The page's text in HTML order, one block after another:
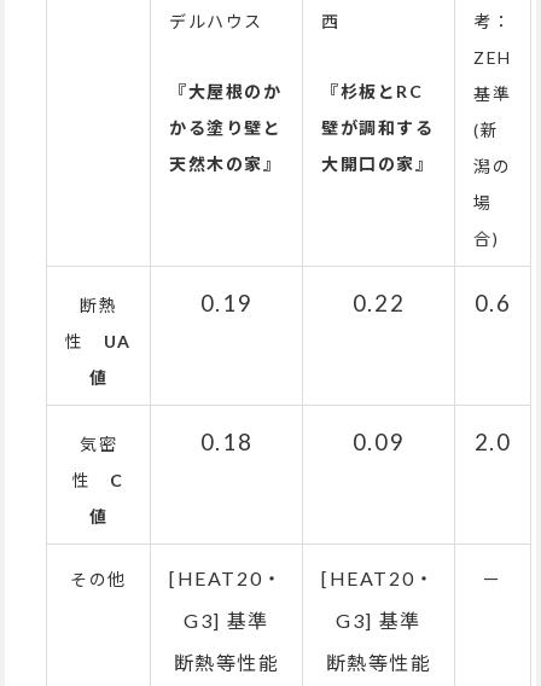
デルハウス
『大屋根のか
かる塗り壁と
天然木の家』
西
『杉板とRC
壁が調和する
大開口の家』
考：
ZEH
基準
(新
潟の
場
合)
断熱
性 UA
値
0.19 0.22 0.6
気密
性 C
値
0.18 0.09 2.0
その他
[HEAT20・
G3] 基準
断熱等性能
[HEAT20・
G3] 基準
断熱等性能
ー